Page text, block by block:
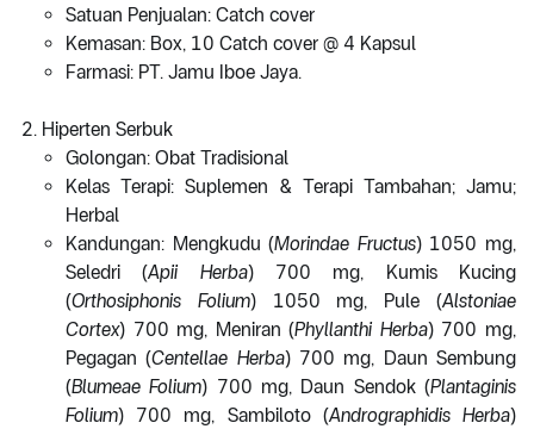
Satuan Penjualan: Catch cover
Kemasan: Box, 10 Catch cover @ 4 Kapsul
Farmasi: PT. Jamu Iboe Jaya.
Hiperten Serbuk
Golongan: Obat Tradisional
Kelas Terapi: Suplemen & Terapi Tambahan; Jamu;
Herbal
Kandungan: Mengkudu (Morindae Fructus) 1050 mg,
Seledri (Apii Herba) 700 mg, Kumis Kucing
(Orthosiphonis Folium) 1050 mg, Pule (Alstoniae
Cortex) 700 mg, Meniran (Phyllanthi Herba) 700 mg,
Pegagan (Centellae Herba) 700 mg, Daun Sembung
(Blumeae Folium) 700 mg, Daun Sendok (Plantaginis
Folium) 700 mg, Sambiloto (Andrographidis Herba)